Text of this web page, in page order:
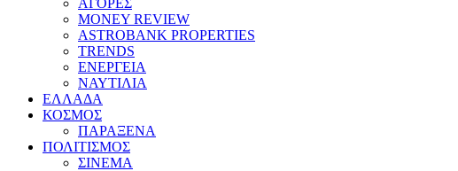
ΑΓΟΡΕΣ
MONEY REVIEW
ASTROBANK PROPERTIES
TRENDS
ΕΝΕΡΓΕΙΑ
ΝΑΥΤΙΛΙΑ
ΕΛΛΑΔΑ
ΚΟΣΜΟΣ
ΠΑΡΑΞΕΝΑ
ΠΟΛΙΤΙΣΜΟΣ
ΣΙΝΕΜΑ